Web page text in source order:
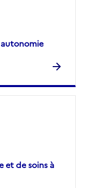
et de soins à